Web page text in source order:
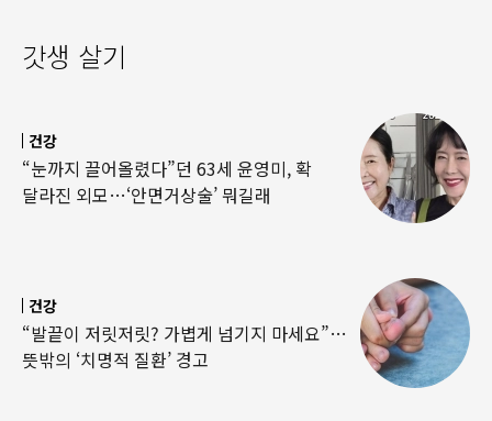
갓생 살기
건강
“눈까지 끌어올렸다”던 63세 윤영미, 확
달라진 외모…‘안면거상술’ 뭐길래
건강
“발끝이 저릿저릿? 가볍게 넘기지 마세요”…
뜻밖의 ‘치명적 질환’ 경고